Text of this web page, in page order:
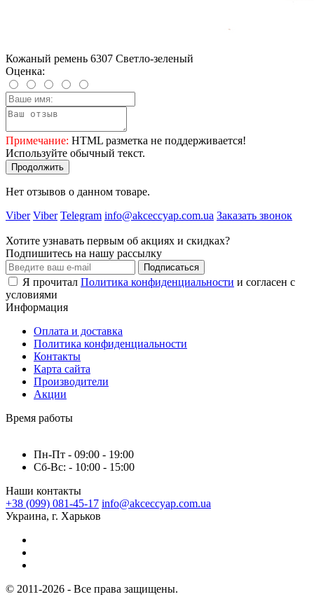
Кожаный ремень 6307 Светло-зеленый
Оценка:
Примечание: HTML разметка не поддерживается!
Используйте обычный текст.
Продолжить
Нет отзывов о данном товаре.
Viber Viber Telegram info@akceccyap.com.ua Заказать звонок
Хотите узнавать первым об акциях и скидках?
Подпишитесь на нашу рассылку
Подписаться
Я прочитал Политика конфиденциальности и согласен с
условиями
Информация
Оплата и доставка
Политика конфиденциальности
Контакты
Карта сайта
Производители
Акции
Время работы
Пн-Пт - 09:00 - 19:00
Сб-Вс: - 10:00 - 15:00
Наши контакты
+38 (099) 081-45-17 info@akceccyap.com.ua
Украина, г. Харьков
© 2011-2026 - Все права защищены.